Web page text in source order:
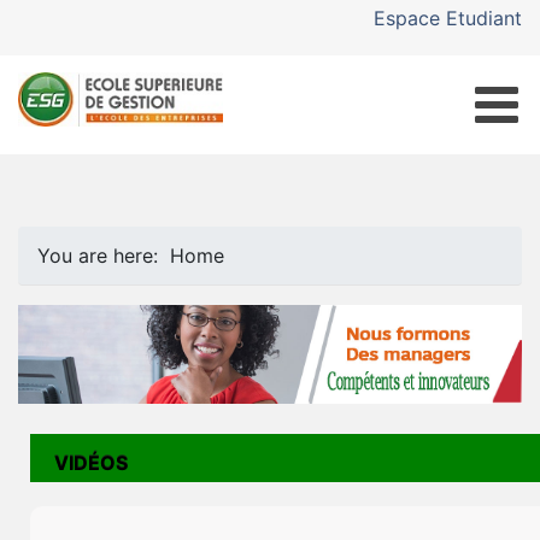
Espace Etudiant
You are here: Home
VIDÉOS